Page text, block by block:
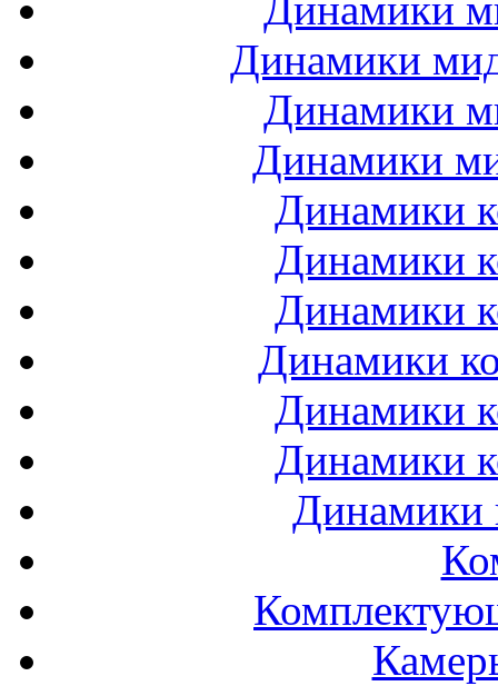
Динамики
Динамики
Динамики
Динамики
Динамики
Динамики
Динамики
Динамики
Динамики
Динамики
Динамики